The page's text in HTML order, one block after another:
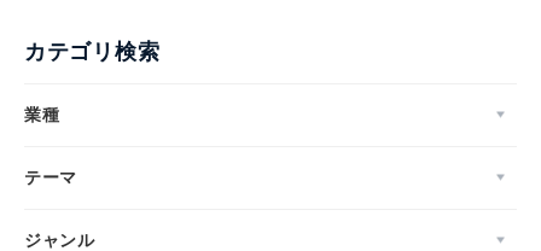
カテゴリ検索
業種
テーマ
ジャンル